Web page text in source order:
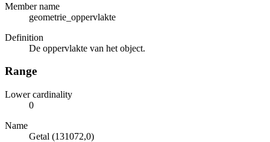
Member name
geometrie_oppervlakte
Definition
De oppervlakte van het object.
Range
Lower cardinality
0
Name
Getal (131072,0)